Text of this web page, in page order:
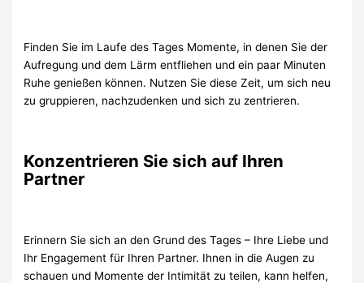
Finden Sie im Laufe des Tages Momente, in denen Sie der
Aufregung und dem Lärm entfliehen und ein paar Minuten
Ruhe genießen können. Nutzen Sie diese Zeit, um sich neu
zu gruppieren, nachzudenken und sich zu zentrieren.
Konzentrieren Sie sich auf Ihren
Partner
Erinnern Sie sich an den Grund des Tages – Ihre Liebe und
Ihr Engagement für Ihren Partner. Ihnen in die Augen zu
schauen und Momente der Intimität zu teilen, kann helfen,